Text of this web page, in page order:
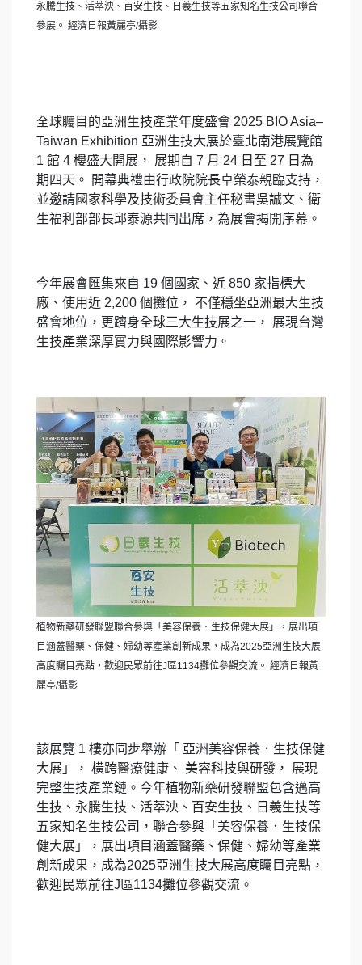
永騰生技、活萃泱、百安生技、日羲生技等五家知名生技公司聯合
參展。 經濟日報黃麗亭/攝影
全球矚目的亞洲生技產業年度盛會 2025 BIO Asia–
Taiwan Exhibition 亞洲生技大展於臺北南港展覽館
1 館 4 樓盛大開展， 展期自 7 月 24 日至 27 日為
期四天。 開幕典禮由行政院院長卓榮泰親臨支持，
並邀請國家科學及技術委員會主任秘書吳誠文、衛
生福利部部長邱泰源共同出席，為展會揭開序幕。
今年展會匯集來自 19 個國家、近 850 家指標大
廠、使用近 2,200 個攤位， 不僅穩坐亞洲最大生技
盛會地位，更躋身全球三大生技展之一， 展現台灣
生技產業深厚實力與國際影響力。
植物新藥研發聯盟聯合參與「美容保養．生技保健大展」，展出項
目涵蓋醫藥、保健、婦幼等產業創新成果，成為2025亞洲生技大展
高度矚目亮點，歡迎民眾前往J區1134攤位參觀交流。 經濟日報黃
麗亭/攝影
該展覽 1 樓亦同步舉辦「 亞洲美容保養．生技保健
大展」， 橫跨醫療健康、 美容科技與研發， 展現
完整生技產業鏈。今年植物新藥研發聯盟包含邁高
生技、永騰生技、活萃泱、百安生技、日羲生技等
五家知名生技公司，聯合參與「美容保養．生技保
健大展」，展出項目涵蓋醫藥、保健、婦幼等產業
創新成果，成為2025亞洲生技大展高度矚目亮點，
歡迎民眾前往J區1134攤位參觀交流。